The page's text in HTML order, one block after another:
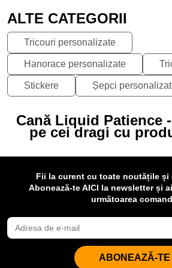
ALTE CATEGORII
Tricouri personalizate
Hanorace personalizate
Stickere Șepci
Cană Liquid Patience
pe cei dragi cu
Fii la curent cu toate noutățile și
Abonează-te AICI la newsletter și
următoarea
ABONEAZĂ-TE